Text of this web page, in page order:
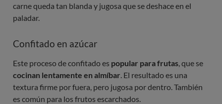
carne queda tan blanda y jugosa que se deshace en el
paladar.
Confitado en azúcar
Este proceso de confitado es popular para frutas, que se
cocinan lentamente en almíbar. El resultado es una
textura firme por fuera, pero jugosa por dentro. También
es común para los frutos escarchados.